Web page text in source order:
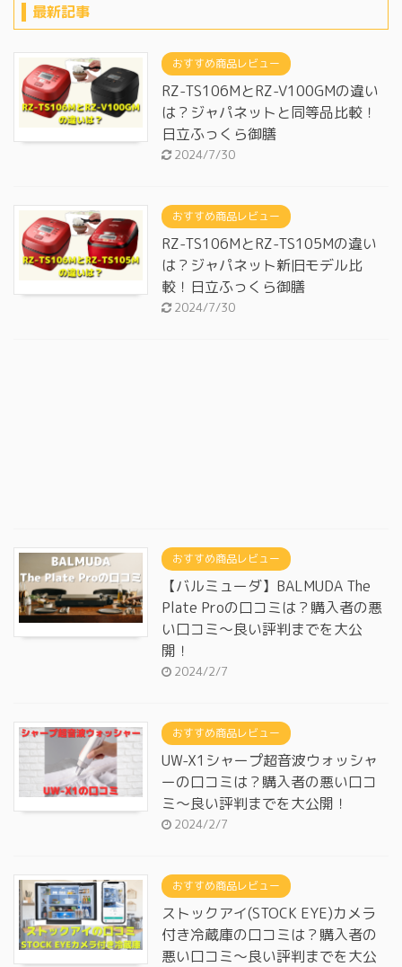
最新記事
おすすめ商品レビュー
RZ-TS106MとRZ-V100GMの違い
は？ジャパネットと同等品比較！
日立ふっくら御膳
2024/7/30
おすすめ商品レビュー
RZ-TS106MとRZ-TS105Mの違い
は？ジャパネット新旧モデル比
較！日立ふっくら御膳
2024/7/30
おすすめ商品レビュー
【バルミューダ】BALMUDA The
Plate Proの口コミは？購入者の悪
い口コミ～良い評判までを大公
開！
2024/2/7
おすすめ商品レビュー
UW-X1シャープ超音波ウォッシャ
ーの口コミは？購入者の悪い口コ
ミ～良い評判までを大公開！
2024/2/7
おすすめ商品レビュー
ストックアイ(STOCK EYE)カメラ
付き冷蔵庫の口コミは？購入者の
悪い口コミ～良い評判までを大公